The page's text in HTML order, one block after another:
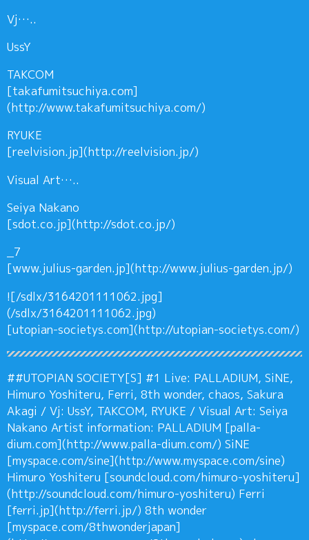
Vj…..
UssY
TAKCOM
[takafumitsuchiya.com]
(http://www.takafumitsuchiya.com/)
RYUKE
[reelvision.jp](http://reelvision.jp/)
Visual Art…..
Seiya Nakano
[sdot.co.jp](http://sdot.co.jp/)
_7
[www.julius-garden.jp](http://www.julius-garden.jp/)
![/sdlx/3164201111062.jpg]
(/sdlx/3164201111062.jpg)
[utopian-societys.com](http://utopian-societys.com/)
##UTOPIAN SOCIETY[S] #1 Live: PALLADIUM, SiNE,
Himuro Yoshiteru, Ferri, 8th wonder, chaos, Sakura
Akagi / Vj: UssY, TAKCOM, RYUKE / Visual Art: Seiya
Nakano Artist information: PALLADIUM [palla-
dium.com](http://www.palla-dium.com/) SiNE
[myspace.com/sine](http://www.myspace.com/sine)
Himuro Yoshiteru [soundcloud.com/himuro-yoshiteru]
(http://soundcloud.com/himuro-yoshiteru) Ferri
[ferri.jp](http://ferri.jp/) 8th wonder
[myspace.com/8thwonderjapan]